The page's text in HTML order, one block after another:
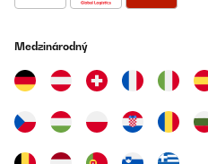
Medzinárodný